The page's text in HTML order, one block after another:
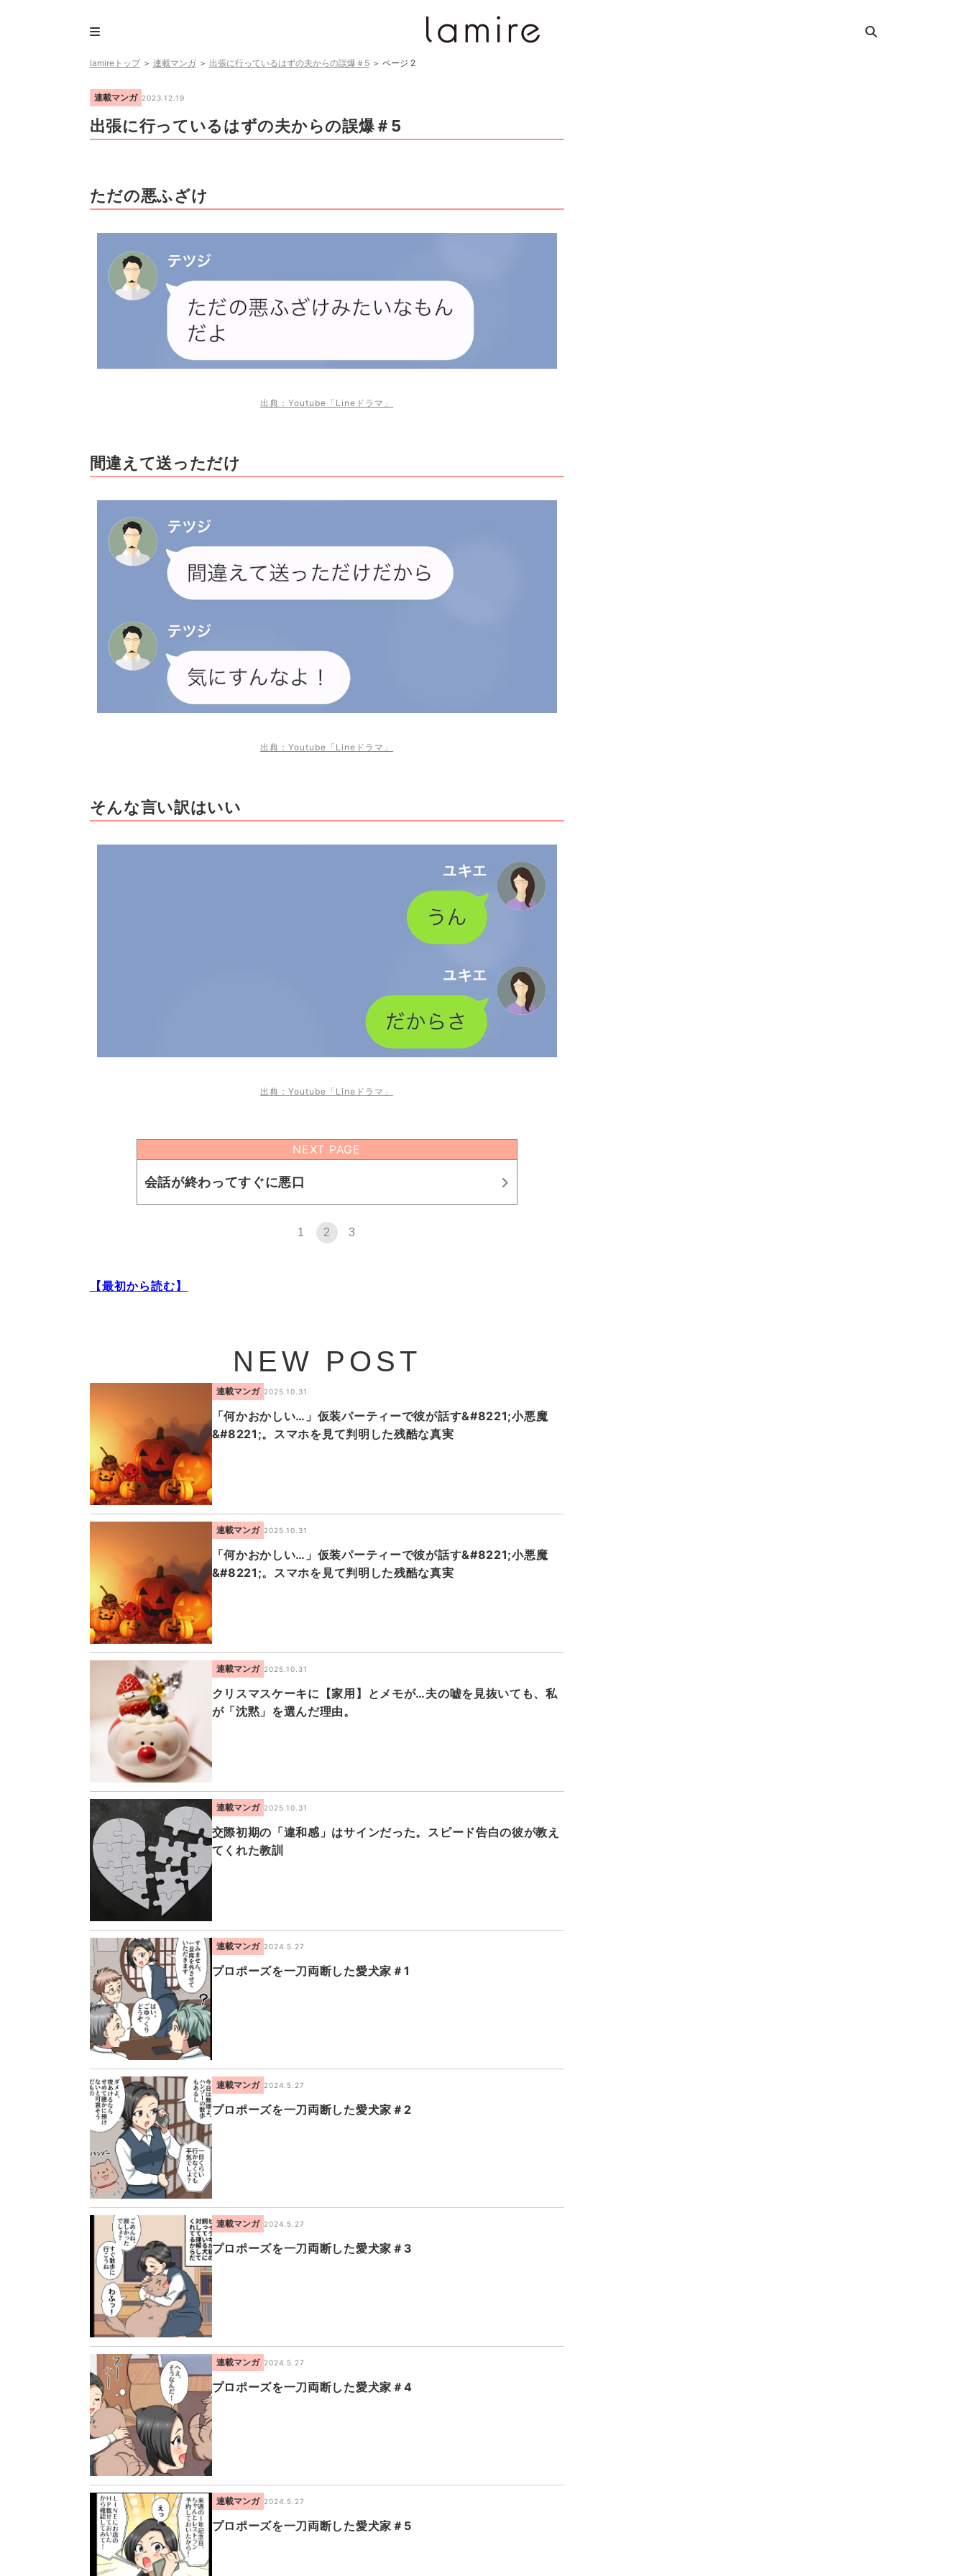
lamireトップ＞ 連載マンガ＞ 出張に行っているはずの夫からの誤爆＃5＞ ページ 2
連載マンガ 2023.12.19
出張に行っているはずの夫からの誤爆＃5
ただの悪ふざけ
出典：Youtube「Lineドラマ」
間違えて送っただけ
出典：Youtube「Lineドラマ」
そんな言い訳はいい
出典：Youtube「Lineドラマ」
NEXT PAGE
会話が終わってすぐに悪口
1 2 3
【最初から読む】
NEW POST
連載マンガ 2025.10.31
「何かおかしい…」仮装パーティーで彼が話す&#8221;小悪魔
&#8221;。スマホを見て判明した残酷な真実
連載マンガ 2025.10.31
「何かおかしい…」仮装パーティーで彼が話す&#8221;小悪魔
&#8221;。スマホを見て判明した残酷な真実
連載マンガ 2025.10.31
クリスマスケーキに【家用】とメモが…夫の嘘を見抜いても、私
が「沈黙」を選んだ理由。
連載マンガ 2025.10.31
交際初期の「違和感」はサインだった。スピード告白の彼が教え
てくれた教訓
連載マンガ 2024.5.27
プロポーズを一刀両断した愛犬家＃1
連載マンガ 2024.5.27
プロポーズを一刀両断した愛犬家＃2
連載マンガ 2024.5.27
プロポーズを一刀両断した愛犬家＃3
連載マンガ 2024.5.27
プロポーズを一刀両断した愛犬家＃4
連載マンガ 2024.5.27
プロポーズを一刀両断した愛犬家＃5